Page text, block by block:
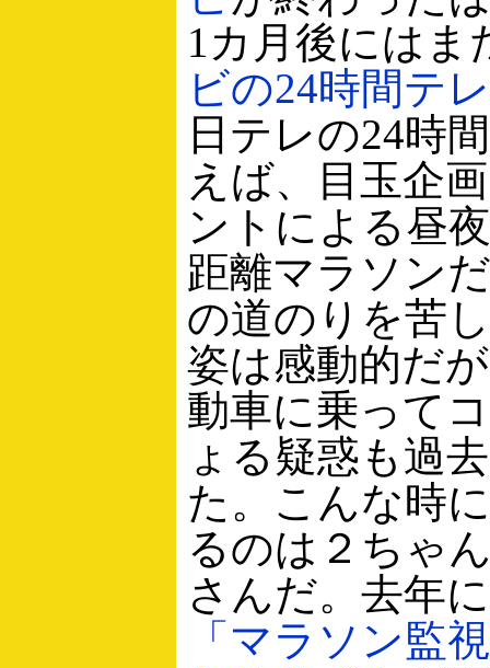
1カ月後にはま
ビの24時間テ
日テレの24時
えば、目玉企
ントによる昼
距離マラソン
の道のりを苦
姿は感動的だ
動車に乗って
ょる疑惑も過
た。こんな時
るのは２ちゃ
さんだ。去年
「マラソン監